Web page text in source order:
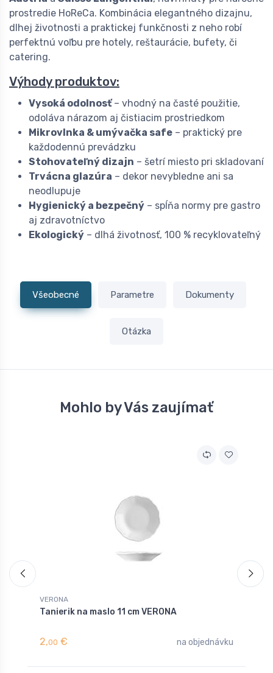
prostredie HoReCa. Kombinácia elegantného dizajnu,
dlhej životnosti a praktickej funkčnosti z neho robí
perfektnú voľbu pre hotely, reštaurácie, bufety, či
catering.
Výhody produktov:
Vysoká odolnosť– vhodný na časté použitie,
odoláva nárazom aj čistiacim prostriedkom
Mikrovlnka & umývačka safe – praktický pre
každodennú prevádzku
Stohovateľný dizajn – šetrí miesto pri skladovaní
Trvácna glazúra – dekor nevybledne ani sa
neodlupuje
Hygienický a bezpečný – spĺňa normy pre gastro
aj zdravotníctvo
Ekologický – dlhá životnosť, 100 % recyklovateľný
Všeobecné Parametre Dokumenty
Otázka
Mohlo by Vás zaujímať
VERONA
Tanierik na maslo 11 cm VERONA
2,00 € na objednávku